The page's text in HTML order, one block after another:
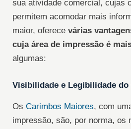
sua atividade comercial, cujas
permitem acomodar mais
maior, oferece várias
cuja área de impressão é
algumas:
Visibilidade e Legibilidade do
Os Carimbos Maiores, com
impressão, são, por norma, os